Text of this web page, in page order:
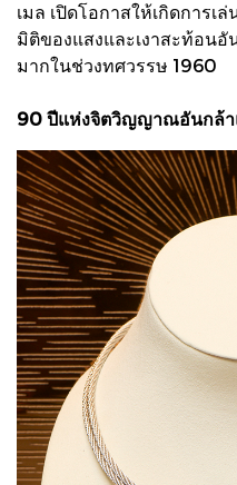
เมล เปิดโอกาสให้เกิดการเ
มิติของแสงและเงาสะท้อนอั
มากในช่วงทศวรรษ 1960
90 ปีแห่งจิตวิญญาณอันกล้า